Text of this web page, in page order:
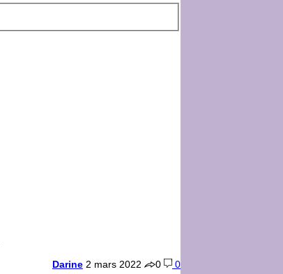
Darine 2 mars 2022 0 0